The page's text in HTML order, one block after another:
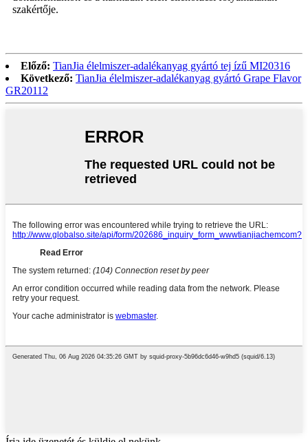
szakértője.
Előző: TianJia élelmiszer-adalékanyag gyártó tej ízű MI20316
Következő: TianJia élelmiszer-adalékanyag gyártó Grape Flavor
GR20112